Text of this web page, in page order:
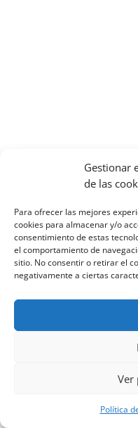
Gestionar
de las
Para ofrecer las mejores
cookies para almacenar y/o
consentimiento de estas
el comportamiento de
sitio. No consentir o retirar el
negativamente a ciertas
Ver
Política
Cannot
http://
2020-